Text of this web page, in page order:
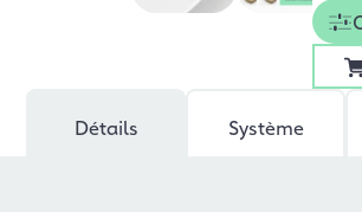
Détails Système